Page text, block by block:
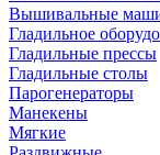
Вышивальные
Гладильное
Гладильные прессы
Гладильные столы
Парогенераторы
Манекены
Мягкие